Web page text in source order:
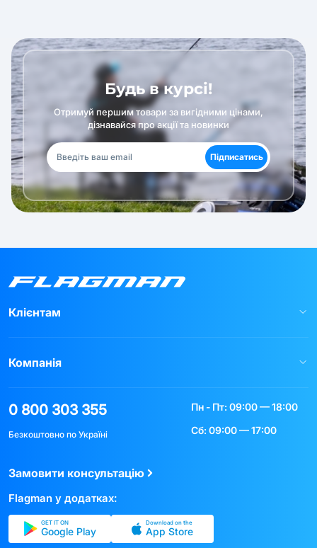
Будь в курсі!
Отримуй першим товари за вигідними цінами,
дізнавайся про акції та новинки
Підписатись
Клієнтам
Компанія
0 800 303 355
Безкоштовно по Україні
Пн - Пт: 09:00 — 18:00
Сб: 09:00 — 17:00
Замовити консультацію
Flagman у додатках:
GET IT ON
Google Play
Download on the
App Store